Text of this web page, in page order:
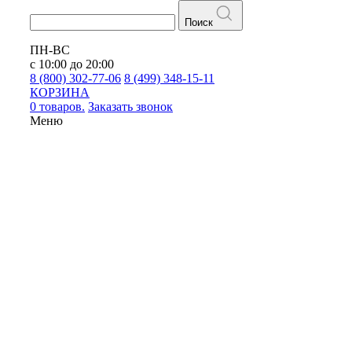
Поиск
ПН-ВС
с 10:00 до 20:00
8 (800) 302-77-06 8 (499) 348-15-11
КОРЗИНА
0 товаров. Заказать звонок
Меню